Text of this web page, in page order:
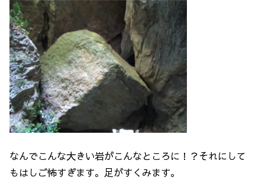
なんでこんな大きい岩がこんなところに！？それにして
もはしご怖すぎます。足がすくみます。